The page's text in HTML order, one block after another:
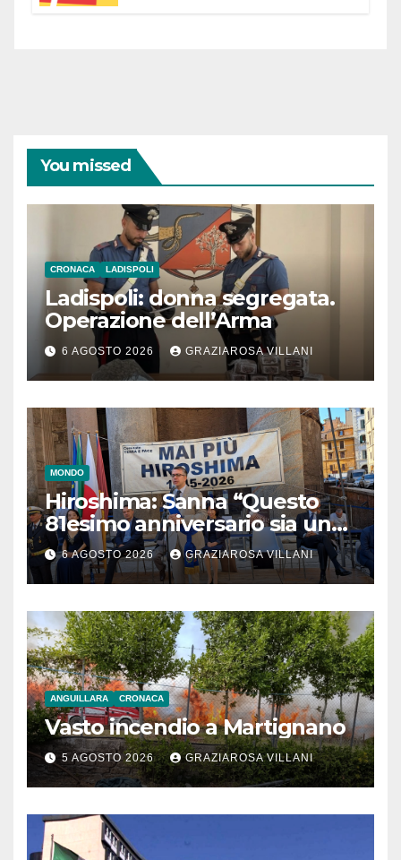
You missed
CRONACA LADISPOLI
Ladispoli: donna segregata.
Operazione dell’Arma
6 AGOSTO 2026 GRAZIAROSA VILLANI
MONDO
Hiroshima: Sanna “Questo
81esimo anniversario sia un
monito per tutti”
6 AGOSTO 2026 GRAZIAROSA VILLANI
ANGUILLARA CRONACA
Vasto incendio a Martignano
5 AGOSTO 2026 GRAZIAROSA VILLANI